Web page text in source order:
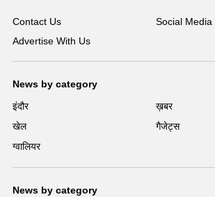
Contact Us
Social Media
Advertise With Us
News by category
इंदौर
ख़बर
खेल
गैजेट्स
ग्वालियर
News by category